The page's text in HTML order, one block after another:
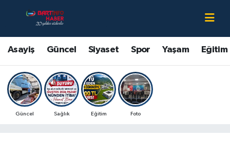
Asayiş Güncel Siyaset Spor Yaşam Eğitim
Güncel Sağlık Eğitim Foto
Asayiş
Bartın Hakkında
Çevre
Eğitim
Bartın Nöbetçi Eczaneler
Bartın Hava Durumu
Bartin Namaz Vakitleri
Bartın Trafik Yoğunluk Haritası